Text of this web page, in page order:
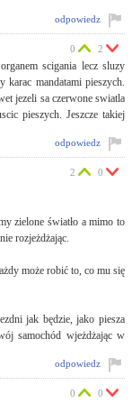
odpowiedz
scigania lecz sluzy
mandatami pieszych.
jezeli sa czerwone swiatla
pieszych. Jeszcze takiej
0 2
odpowiedz
zielone światło a mimo to
rozjeżdżając.
może robić to, co mu się
jak będzie, jako piesza
samochód wjeżdżając w
2 0
odpowiedz
0 0